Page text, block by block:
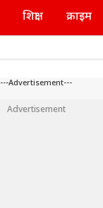
शिक्षा क्राइम
---Advertisement---
Advertisement